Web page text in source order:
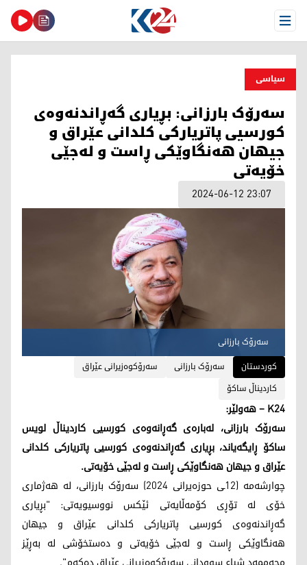
Open Menu
سیاسی
سەرۆک بارزانی: بڕیاری گەڕاندنەوەی
کورسیی پاتریارکی کلدانی عێراق و
جیهان هەنگاوێکی ڕاست و لەجێی
خۆیەتی
2024-06-12 23:07
سەرۆک بارزانی
کوردستان
سەرۆک بارزانی
سەرۆکوەزیرانی عێراق
کاردیناڵ ساکۆ
K24 – هەولێر:
سەرۆک بارزانی، لەبارەی گەڕانەوەی کورسیی کاردیناڵ لویس
ساکۆ ڕایگەیاند، بڕیاری گەڕاندنەوەی کورسیی پاتریارکی کلدانی
عێراق و جیهان هەنگاوێکی ڕاست و لەجێی خۆیەتی.
چوارشەمە (12ـی حوزەیرانی 2024) سەرۆک بارزانی، لە هەژماری
خۆی لە تۆڕی کۆمەڵایەتی ئێکس نووسیویەتی: "بڕیاری
گەڕاندنەوەی کورسیی پاتریارکی کلدانی عێراق و جیهان
هەنگاوێکی ڕاست و لەجێی خۆیەتی و دەستخۆشی لە بەڕێز